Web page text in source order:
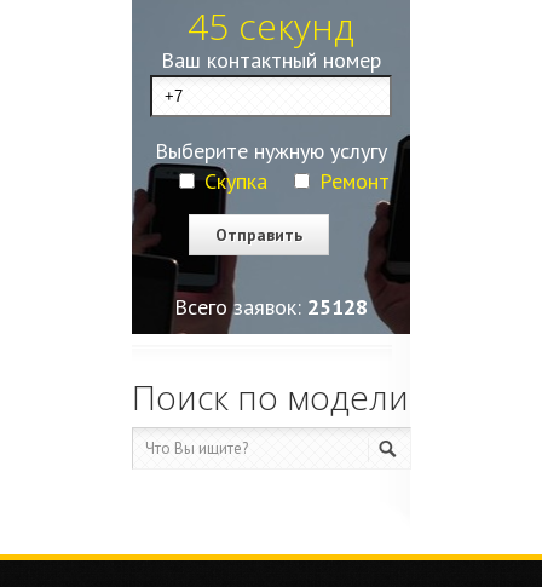
45 секунд
Ваш контактный номер
Выберите нужную услугу
Скупка
Ремонт
Всего заявок: 25128
Поиск по модели